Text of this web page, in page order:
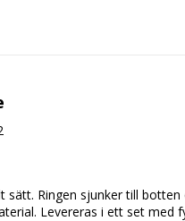
Ringen sjunker till botten
Levereras i ett set med